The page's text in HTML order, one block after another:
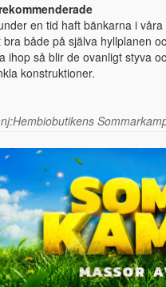
en tid haft bänkarna i
bra både på själva hyllplanen
ihop så blir de ovanligt styva
konstruktioner.